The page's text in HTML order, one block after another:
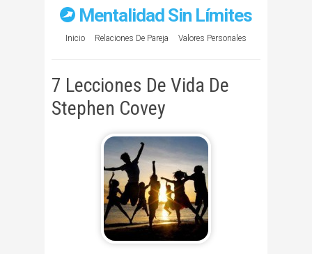
Mentalidad Sin Límites
Inicio Relaciones De Pareja Valores Personales
7 Lecciones De Vida De
Stephen Covey